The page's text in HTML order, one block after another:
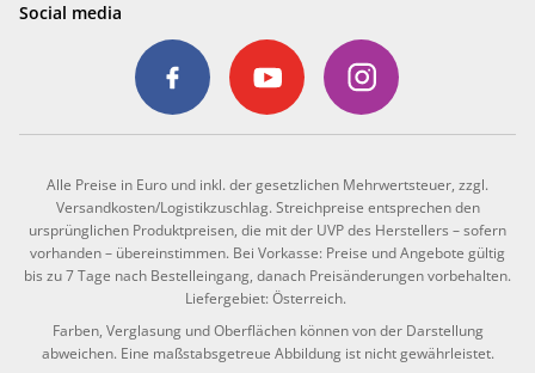
Social media
Alle Preise in Euro und inkl. der gesetzlichen Mehrwertsteuer, zzgl.
Versandkosten/Logistikzuschlag. Streichpreise entsprechen den
ursprünglichen Produktpreisen, die mit der UVP des Herstellers – sofern
vorhanden – übereinstimmen. Bei Vorkasse: Preise und Angebote gültig
bis zu 7 Tage nach Bestelleingang, danach Preisänderungen vorbehalten.
Liefergebiet: Österreich.
Farben, Verglasung und Oberflächen können von der Darstellung
abweichen. Eine maßstabsgetreue Abbildung ist nicht gewährleistet.